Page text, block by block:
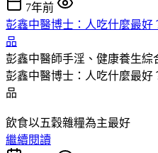
7年前
彭鑫中醫博士：人吃什麼最
品
彭鑫中醫師手淫、健康養生綜
彭鑫中醫博士：人吃什麼最
品
飲食以五穀雜糧為主最好
繼續閱讀